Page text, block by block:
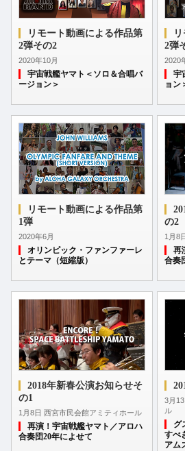
リモート動画による作品第
2弾その2
2020年10月
宇宙戦艦ヤマト＜ソロ＆合唱バ
ージョン＞
リモート動画による作品第
2弾
2020
宇宙戦艦ヤマト＜吹奏楽バージ
ョン
リモート動画による作品第
1弾
2020年6月
オリンピック・ファンファーレ
とテーマ（短縮版）
2018年新春公演お知らせそ
の2
1月8
再演！宇宙戦艦ヤマト／アロハ
合奏
2018年新春公演お知らせそ
の1
1月8日 西宮市民会館アミティホール
再演！宇宙戦艦ヤマト／アロハ
合奏団20年によせて
3月
ル
グスターブ・ホルスト 惑星と愛
すべ
アム